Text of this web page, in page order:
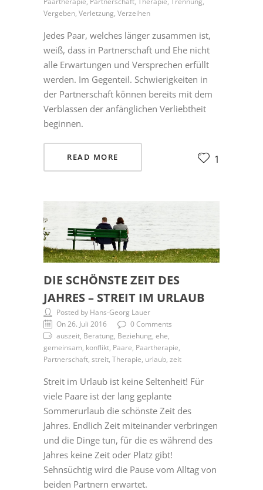
Vergeben, Verletzung, Verzeihen
Jedes Paar, welches länger zusammen ist,
weiß, dass in Partnerschaft und Ehe nicht
alle Erwartungen und Versprechen erfüllt
werden. Im Gegenteil. Schwierigkeiten in
der Partnerschaft können bereits mit dem
Verblassen der anfänglichen Verliebtheit
beginnen.
READ MORE 1
DIE SCHÖNSTE ZEIT DES
JAHRES – STREIT IM URLAUB
Posted by Hans-Georg Lauer
On 26. Juli 2016
0 Comments
auszeit, Beratung, Beziehung, ehe,
gemeinsam, konflikt, Paare, Paartherapie,
Partnerschaft, streit, Therapie, urlaub, zeit
Streit im Urlaub ist keine Seltenheit! Für
viele Paare ist der lang geplante
Sommerurlaub die schönste Zeit des
Jahres. Endlich Zeit miteinander verbringen
und die Dinge tun, für die es während des
Jahres keine Zeit oder Platz gibt!
Sehnsüchtig wird die Pause vom Alltag von
beiden Partnern erwartet.